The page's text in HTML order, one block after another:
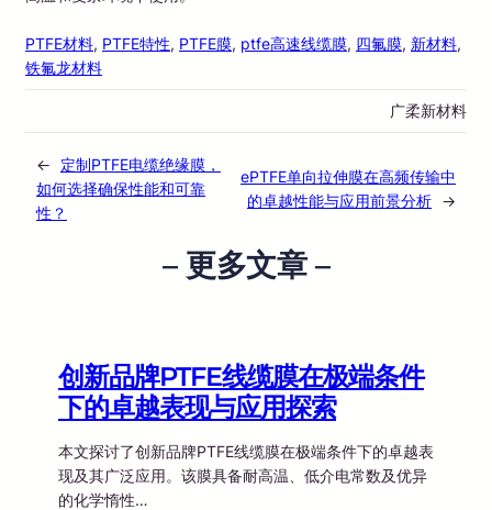
PTFE材料, PTFE特性, PTFE膜, ptfe高速线缆膜, 四氟膜, 新材料
铁氟龙材料
广柔新材料
←
定制PTFE电缆绝缘膜，
如何选择确保性能和可靠
性？
ePTFE单向拉伸膜在高频传输中
的卓越性能与应用前景分析 →
– 更多文章 –
创新品牌PTFE线缆膜在极端条件
下的卓越表现与应用探索
本文探讨了创新品牌PTFE线缆膜在极端条件下的卓越表
现及其广泛应用。该膜具备耐高温、低介电常数及优异
的化学惰性…